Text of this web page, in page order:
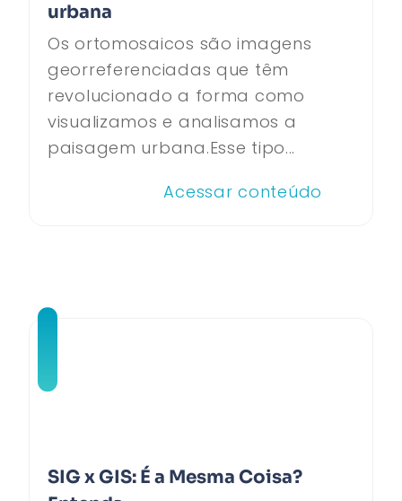
urbana
Os ortomosaicos são imagens
georreferenciadas que têm
revolucionado a forma como
visualizamos e analisamos a
paisagem urbana.Esse tipo...
Acessar conteúdo
SIG x GIS: É a Mesma Coisa?